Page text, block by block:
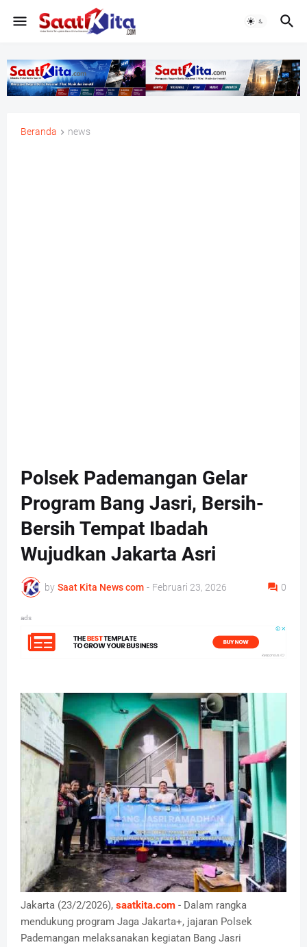
Beranda news
Polsek Pademangan Gelar
Program Bang Jasri, Bersih-
Bersih Tempat Ibadah
Wujudkan Jakarta Asri
by Saat Kita News com - Februari 23, 2026 0
ads
Jakarta (23/2/2026), saatkita.com - Dalam rangka
mendukung program Jaga Jakarta+, jajaran Polsek
Pademangan melaksanakan kegiatan Bang Jasri